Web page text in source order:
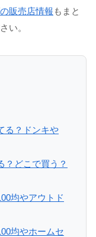
販売店情報 もまと
い。
る？ドンキや
？どこで買う？
均やアウトド
均やホームセ